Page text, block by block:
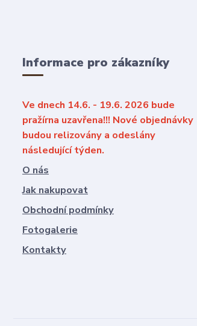
Informace pro zákazníky
Ve dnech 14.6. - 19.6. 2026 bude
pražírna uzavřena!!! Nové objednávky
budou relizovány a odeslány
následující týden.
O nás
Jak nakupovat
Obchodní podmínky
Fotogalerie
Kontakty